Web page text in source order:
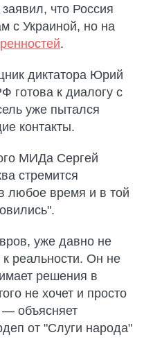
что Россия
с Украиной, но на
.
диктатора Юрий
готова к диалогу с
уже пытался
контакты.
МИДа Сергей
стремится
любое время и в той
уже давно не
к реальности. Он не
решения в
не хочет и просто
— объясняет
от "Слуги народа"